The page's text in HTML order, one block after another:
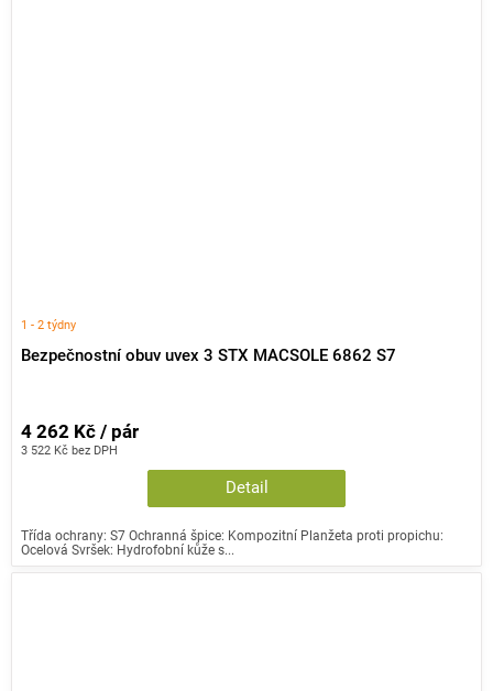
Bezpečnostní obuv uvex 3 STX MACSOLE 6862 S7
1 - 2 týdny
3 522 Kč bez DPH
4 262 Kč / pár
Detail
Třída ochrany: S7 Ochranná špice: Kompozitní Planžeta proti propichu:
Ocelová Svršek: Hydrofobní kůže s...